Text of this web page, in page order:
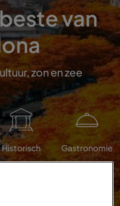
van
zon en zee
Historisch Gastronomie